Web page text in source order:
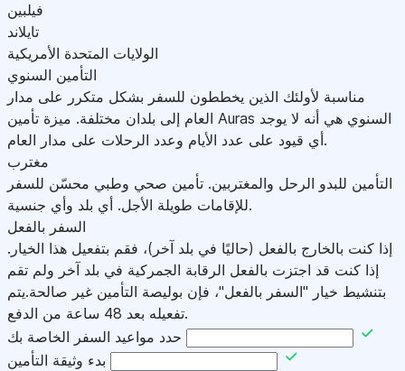
فيلبين
تايلاند
الولايات المتحدة الأمريكية
التأمين السنوي
مناسبة لأولئك الذين يخططون للسفر بشكل متكرر على مدار
العام إلى بلدان مختلفة. ميزة تأمين Auras السنوي هي أنه لا يوجد
أي قيود على عدد الأيام وعدد الرحلات على مدار العام.
مغترب
التأمين للبدو الرحل والمغتربين. تأمين صحي وطبي محسّن للسفر
للإقامات طويلة الأجل. أي بلد وأي جنسية.
السفر بالفعل
إذا كنت بالخارج بالفعل (حاليًا في بلد آخر)، فقم بتفعيل هذا الخيار.
إذا كنت قد اجتزت بالفعل الرقابة الجمركية في بلد آخر ولم تقم
بتنشيط خيار "السفر بالفعل"، فإن بوليصة التأمين غير صالحة.يتم
تفعيله بعد 48 ساعة من الدفع.
حدد مواعيد السفر الخاصة بك
بدء وثيقة التأمين